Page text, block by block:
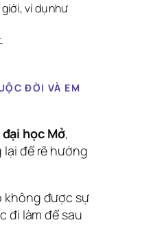
ví dụ như
ĐỜI VÀ EM
đại học Mở,
để rẽ hướng
không được sự
đi làm để sau